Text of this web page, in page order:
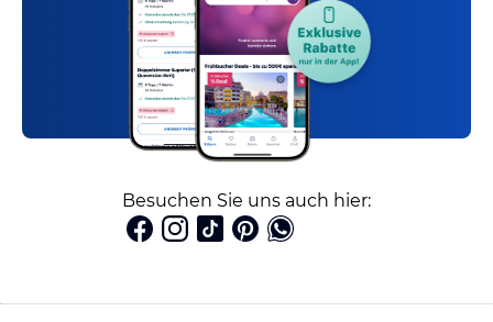
Besuchen Sie uns auch hier: